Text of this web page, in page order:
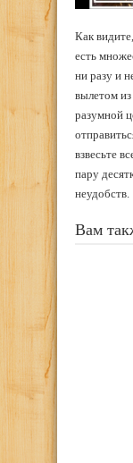
Как
есть
ни разу и
вылетом
разумной
взвесьте
пару
неудобств.
Вам